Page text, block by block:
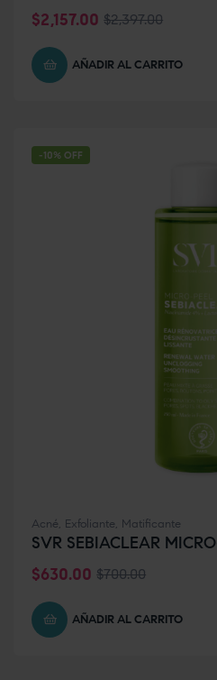
$2,397.00
$2,157.00
AÑADIR AL CARRITO
-10% OFF
Acné, Exfoliante, Matificante
SVR SEBIACLEAR
$700.00
$630.00
AÑADIR AL CARRITO